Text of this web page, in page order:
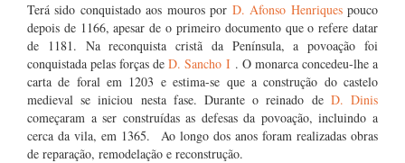
Terá sido conquistado aos mouros por D. Afonso Henriquespouco
depois de 1166, apesar de o primeiro documento que o refere datar
de 1181. Na reconquista cristã da Península, a povoação foi
conquistada pelas forças deD. Sancho I. O monarca concedeu-lhe a
carta de foral em 1203 e estima-se que a construção do castelo
medieval se iniciou nesta fase. Durante o reinado de D. Dinis
começaram a ser construídas as defesas da povoação, incluindo a
cerca da vila, em 1365. Ao longo dos anos foram realizadas obras
de reparação, remodelação e reconstrução.